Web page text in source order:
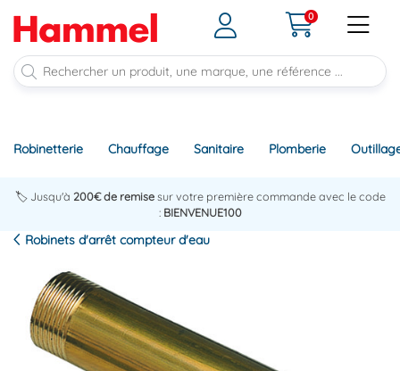
0
Robinetterie Chauffage Sanitaire Plomberie
🏷️ Jusqu'à 200€ de remisesur votre première commande avec le code
: BIENVENUE100
Robinets d'arrêt compteur d'eau